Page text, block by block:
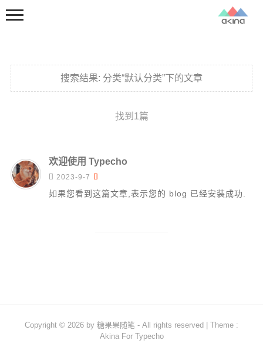
搜索结果: 分类“默认分类”下的文章
找到1篇
欢迎使用 Typecho
 2023-9-7 
如果您看到这篇文章,表示您的 blog 已经安装成功.
Copyright © 2026 by 糖果果随笔 - All rights reserved
Theme :
Akina For Typecho
分类